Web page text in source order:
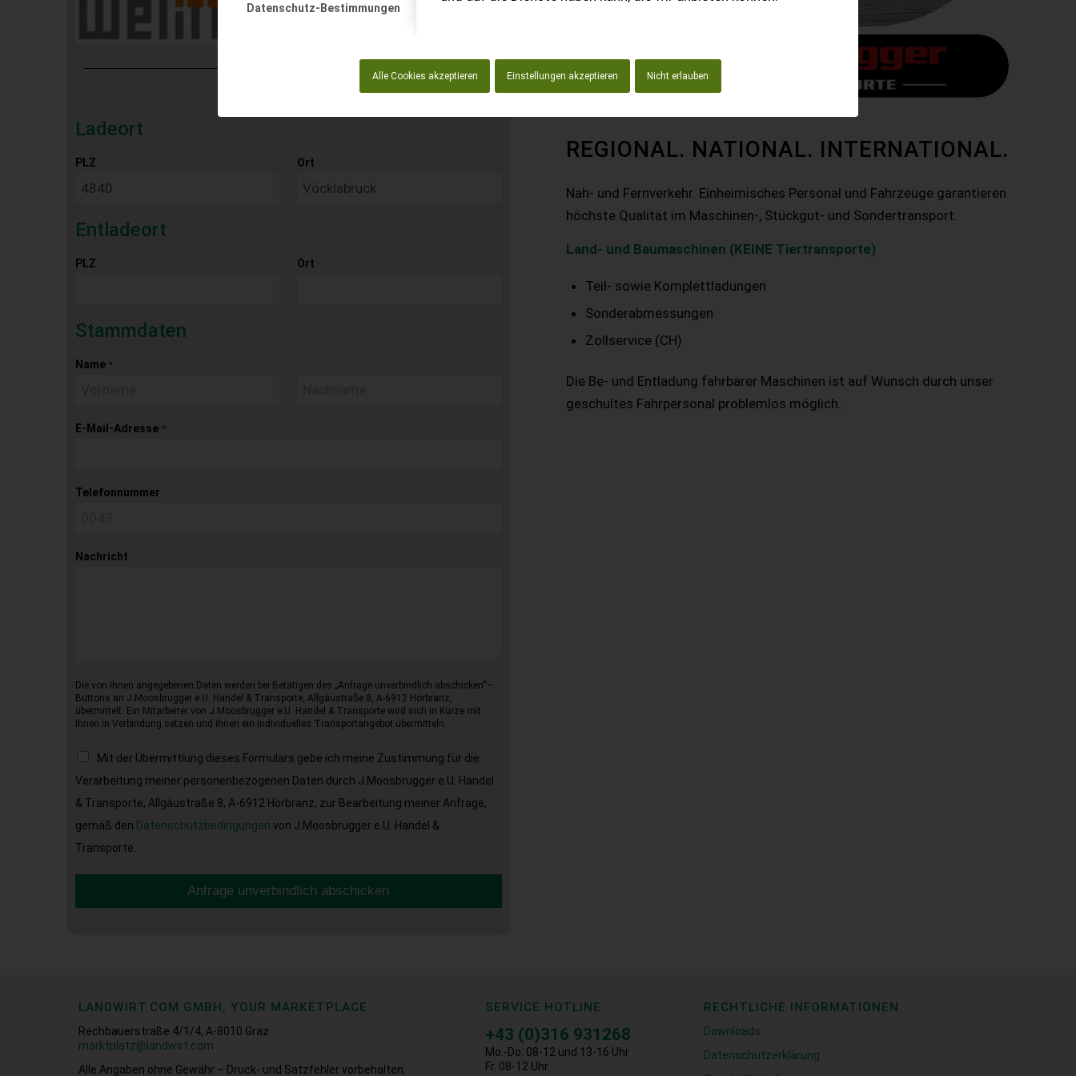
Datenschutz-Bestimmungen
Alle Cookies akzeptieren Einstellungen akzeptieren Nicht erlauben
Ladeort
PLZ Ort
Entladeort
PLZ Ort
Stammdaten
Name *
E-Mail-Adresse *
Telefonnummer
Nachricht
Die von Ihnen angegebenen Daten werden bei Betätigen des „Anfrage unverbindlich abschicken“–
Buttons an J.Moosbrugger e.U. Handel & Transporte, Allgäustraße 8, A-6912 Hörbranz,
übermittelt. Ein Mitarbeiter von J.Moosbrugger e.U. Handel & Transporte wird sich in Kürze mit
Ihnen in Verbindung setzen und Ihnen ein individuelles Transportangebot übermitteln.
Mit der Übermittlung dieses Formulars gebe ich meine Zustimmung für die
Verarbeitung meiner personenbezogenen Daten durch J.Moosbrugger e.U. Handel
& Transporte, Allgäustraße 8, A-6912 Hörbranz, zur Bearbeitung meiner Anfrage,
gemäß den Datenschutzbedingungen von J.Moosbrugger e.U. Handel &
Transporte.
Anfrage unverbindlich abschicken
REGIONAL. NATIONAL. INTERNATIONAL.
Nah- und Fernverkehr. Einheimisches Personal und Fahrzeuge garantieren
höchste Qualität im Maschinen-, Stückgut- und Sondertransport.
Land- und Baumaschinen (KEINE Tiertransporte)
Teil- sowie Komplettladungen
Sonderabmessungen
Zollservice (CH)
Die Be- und Entladung fahrbarer Maschinen ist auf Wunsch durch unser
geschultes Fahrpersonal problemlos möglich.
LANDWIRT.COM GMBH, YOUR MARKETPLACE
Rechbauerstraße 4/1/4, A-8010 Graz
marktplatz@landwirt.com
Alle Angaben ohne Gewähr – Druck- und Satzfehler vorbehalten.
SERVICE HOTLINE
+43 (0)316 931268
Mo.-Do. 08-12 und 13-16 Uhr
Fr. 08-12 Uhr
RECHTLICHE INFORMATIONEN
Downloads
Datenschutzerklärung